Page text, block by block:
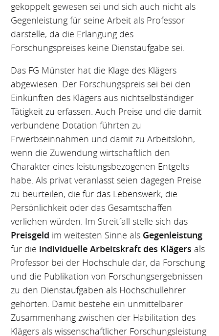
gekoppelt gewesen sei und sich auch nicht als
Gegenleistung für seine Arbeit als Professor
darstelle, da die Erlangung des
Forschungspreises keine Dienstaufgabe sei.
Das FG Münster hat die Klage des Klägers
abgewiesen. Der Forschungspreis sei bei den
Einkünften des Klägers aus nichtselbständiger
Tätigkeit zu erfassen. Auch Preise und die damit
verbundene Dotation führten zu
Erwerbseinnahmen und damit zu Arbeitslohn,
wenn die Zuwendung wirtschaftlich den
Charakter eines leistungsbezogenen Entgelts
habe. Als privat veranlasst seien dagegen Preise
zu beurteilen, die für das Lebenswerk, die
Persönlichkeit oder das Gesamtschaffen
verliehen würden. Im Streitfall stelle sich das
Preisgeld im weitesten Sinne als Gegenleistung
für die individuelle Arbeitskraft des Klägers als
Professor bei der Hochschule dar, da Forschung
und die Publikation von Forschungsergebnissen
zu den Dienstaufgaben als Hochschullehrer
gehörten. Damit bestehe ein unmittelbarer
Zusammenhang zwischen der Habilitation des
Klägers als wissenschaftlicher Forschungsleistung